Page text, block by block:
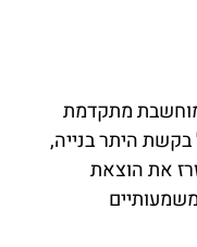
מתקדמת
היתר בנייה,
את הוצאת